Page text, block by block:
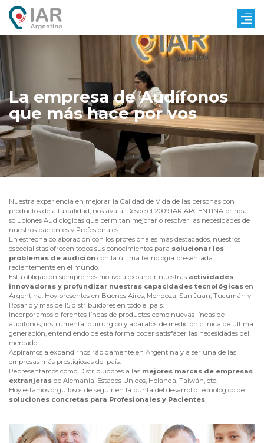
La empresa de Audífonos
que más hace por vos
Nuestra experiencia en mejorar la Calidad de Vida de las personas con
productos de alta calidad, nos avala. Desde el 2009 IAR ARGENTINA brinda
soluciones Audiologicas que permitan mejorar o resolver las necesidades de
nuestros pacientes y Profesionales.
En estrecha colaboración con los profesionales más destacados, nuestros
especialistas ofrecen todos sus conocimientos para solucionar los
problemas de audición con la última tecnología presentada
recientemente en el mundo.
Esta obligación siempre nos motivó a expandir nuestras actividades
innovadoras y profundizar nuestras capacidades tecnológicas en
Argentina. Hoy presentes en Buenos Aires, Mendoza, San Juan, Tucumán y
Rosario y más de 15 distribuidores en todo el país.
Incorporamos diferentes líneas de productos como nuevas líneas de
audífonos, instrumental quirúrgico y aparatos de medición clínica de última
generación, entendiendo de esta forma poder satisfacer las necesidades del
mercado.
Aspiramos a expandirnos rápidamente en Argentina y a ser una de las
empresas más prestigiosas del país.
Representamos como Distribuidores a las mejores marcas de empresas
extranjeras de Alemania, Estados Unidos, Holanda, Taiwán, etc.
Hoy estamos orgullosos de seguir en la punta del desarrollo tecnológico de
soluciones concretas para Profesionales y Pacientes.